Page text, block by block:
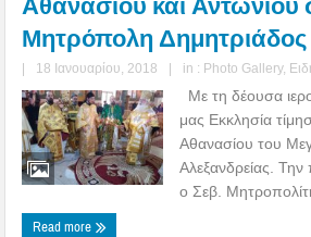
Μητρόπολη Δημητριάδος
| 18 Ιανουαρίου, 2018 | in : Photo Gallery,
Με τη δέουσα
μας Εκκλησία
Αθανασίου του
Αλεξανδρείας.
ο Σεβ.
Read more